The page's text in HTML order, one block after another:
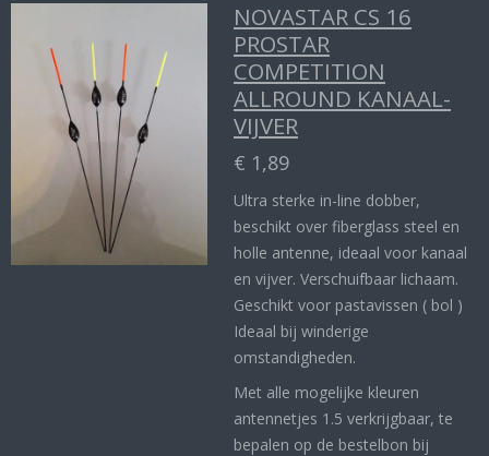
NOVASTAR CS 16
PROSTAR
COMPETITION
ALLROUND KANAAL-
VIJVER
€ 1,89
Ultra sterke in-line dobber,
beschikt over fiberglass steel en
holle antenne, ideaal voor kanaal
en vijver. Verschuifbaar lichaam.
Geschikt voor pastavissen ( bol )
Ideaal bij winderige
omstandigheden.
Met alle mogelijke kleuren
antennetjes 1.5 verkrijgbaar, te
bepalen op de bestelbon bij